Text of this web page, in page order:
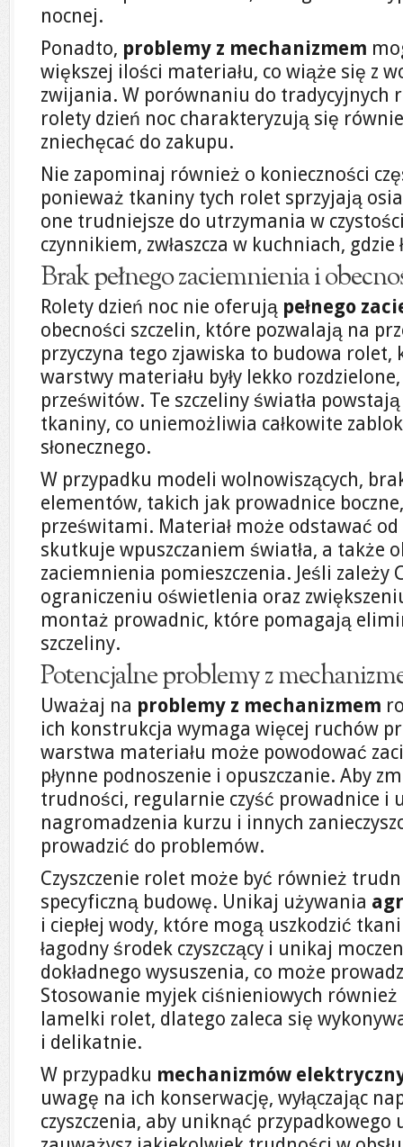
nocnej.
Ponadto, problemy z mechanizmem
większej ilości materiału, co wiąże się z
zwijania. W porównaniu do tradycyjnych
rolety dzień noc charakteryzują się
zniechęcać do zakupu.
Nie zapominaj również o konieczności
ponieważ tkaniny tych rolet sprzyjają
one trudniejsze do utrzymania w
czynnikiem, zwłaszcza w kuchniach,
Brak pełnego zaciemnienia i
Rolety dzień noc nie oferują pełnego
obecności szczelin, które pozwalają na
przyczyna tego zjawiska to budowa rolet,
warstwy materiału były lekko
prześwitów. Te szczeliny światła
tkaniny, co uniemożliwia całkowite
słonecznego.
W przypadku modeli wolnowiszących,
elementów, takich jak prowadnice
prześwitami. Materiał może odstawać od
skutkuje wpuszczaniem światła, a także
zaciemnienia pomieszczenia. Jeśli zależy
ograniczeniu oświetlenia oraz
montaż prowadnic, które pomagają
szczeliny.
Potencjalne problemy z
Uważaj na problemy z mechanizmem
ich konstrukcja wymaga więcej ruchów
warstwa materiału może powodować
płynne podnoszenie i opuszczanie. Aby
trudności, regularnie czyść prowadnice i
nagromadzenia kurzu i innych
prowadzić do problemów.
Czyszczenie rolet może być również
specyficzną budowę. Unikaj używania
i ciepłej wody, które mogą uszkodzić
łagodny środek czyszczący i unikaj
dokładnego wysuszenia, co może
Stosowanie myjek ciśnieniowych
lamelki rolet, dlatego zaleca się
i delikatnie.
W przypadku mechanizmów
uwagę na ich konserwację, wyłączając
czyszczenia, aby uniknąć przypadkowego